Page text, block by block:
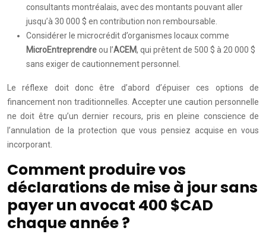
consultants montréalais, avec des montants pouvant aller
jusqu’à 30 000 $ en contribution non remboursable.
Considérer le microcrédit d’organismes locaux comme
MicroEntreprendreou l’ACEM, qui prêtent de 500 $ à 20 000 $
sans exiger de cautionnement personnel.
Le réflexe doit donc être d’abord d’épuiser ces options de
financement non traditionnelles. Accepter une caution personnelle
ne doit être qu’un dernier recours, pris en pleine conscience de
l’annulation de la protection que vous pensiez acquise en vous
incorporant.
Comment produire vos
déclarations de mise à jour sans
payer un avocat 400 $CAD
chaque année ?